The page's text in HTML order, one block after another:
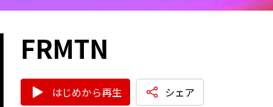
FRMTN
はじめから再生 シェア